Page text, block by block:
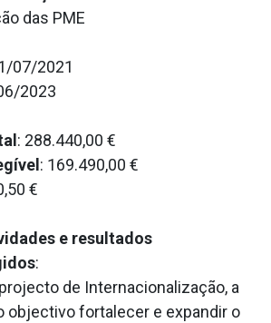
das PME
07/2021
2023
: 288.440,00 €
: 169.490,00 €
€
e resultados
:
de Internacionalização, a
objectivo fortalecer e expandir o